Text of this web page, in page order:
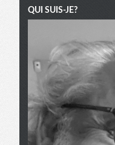
QUI SUIS-JE?